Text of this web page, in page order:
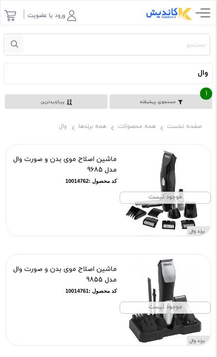
ورود یا عضویت
وال
جستجوی پیشرفته
1
پربازدیدترین
صفحه نخست همه محصولات همه برندها وال
موجود نیست
برند وال
ماشین اصلاح موی بدن و صورت وال
مدل 9685
کد محصول :10014762
موجود نیست
برند وال
ماشین اصلاح موی بدن و صورت وال
مدل 9855
کد محصول :10014761